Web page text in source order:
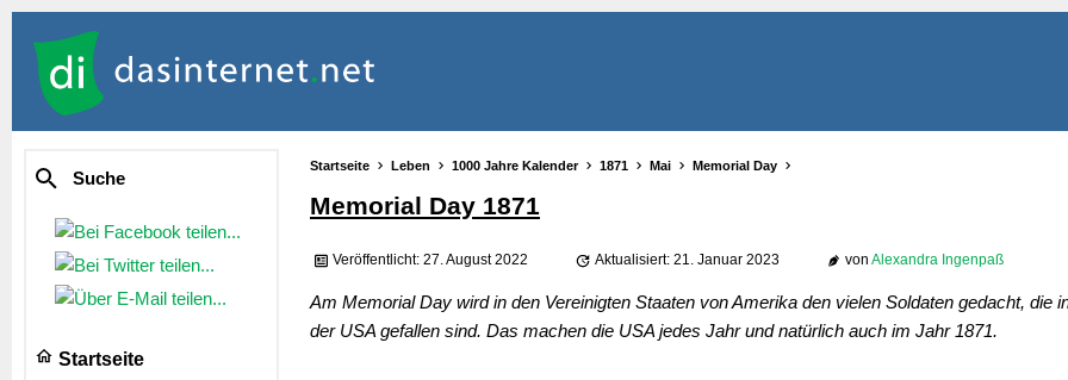
Suche
Startseite
Startseite Leben 1000 Jahre Kalender 1871 Mai Memorial Day
Memorial Day 1871
Veröffentlicht: 27. August 2022 Aktualisiert: 21. Januar 2023 von Alexandra Ingenpaß
Am Memorial Day wird in den Vereinigten Staaten von Amerika den vielen Soldaten gedacht, die
der USA gefallen sind. Das machen die USA jedes Jahr und natürlich auch im Jahr 1871.